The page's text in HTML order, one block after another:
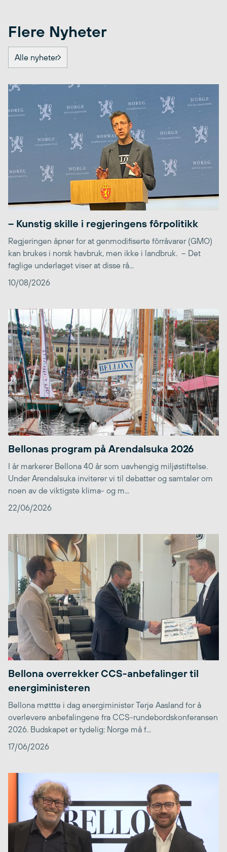
Flere Nyheter
Alle nyheter
– Kunstig skille i regjeringens fôrpolitikk
Regjeringen åpner for at genmodifiserte fôrråvarer (GMO)
kan brukes i norsk havbruk, men ikke i landbruk. – Det
faglige underlaget viser at disse rå...
10/08/2026
Bellonas program på Arendalsuka 2026
I år markerer Bellona 40 år som uavhengig miljøstiftelse.
Under Arendalsuka inviterer vi til debatter og samtaler om
noen av de viktigste klima- og m...
22/06/2026
Bellona overrekker CCS-anbefalinger til
energiministeren
Bellona møttte i dag energiminister Terje Aasland for å
overlevere anbefalingene fra CCS-rundebordskonferansen
2026. Budskapet er tydelig: Norge må f...
17/06/2026